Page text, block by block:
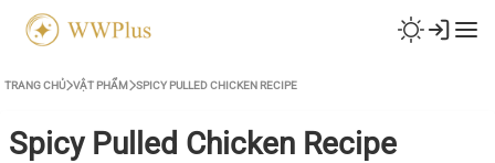
TRANG CHỦ VẬT PHẨM SPICY PULLED CHICKEN RECIPE
Spicy Pulled Chicken Recipe